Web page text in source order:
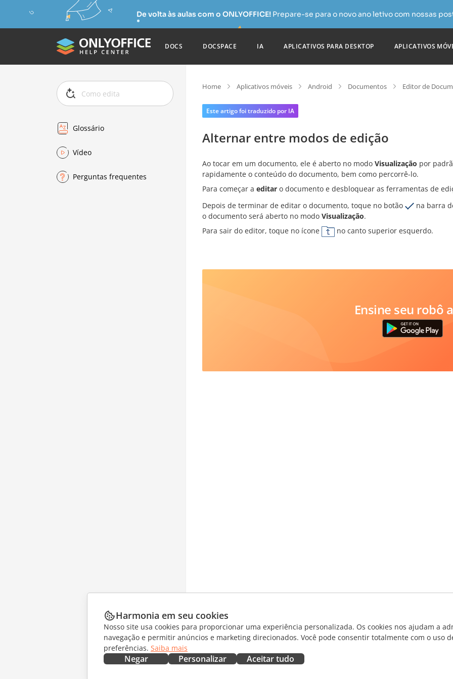
De volta às aulas com o ONLYOFFICE! Prepare-se para o novo ano letivo com nossas
DOCS DOCSPACE IA APLICATIVOS PARA DESKTOP APLICATIVOS
Glossário
Vídeo
Perguntas frequentes
Home Aplicativos móveis Android Documentos Editor de
Este artigo foi traduzido por IA
Alternar entre modos de edição
Ao tocar em um documento, ele é aberto no modo Visualização por
rapidamente o conteúdo do documento, bem como percorrê-lo.
Para começar a editar o documento e desbloquear as ferramentas de
Depois de terminar de editar o documento, toque no botão
na barra
o documento será aberto no modo Visualização.
Para sair do editor, toque no ícone
no canto superior esquerdo.
Ensine seu robô
Harmonia em seu cookies
Nosso site usa cookies para proporcionar uma experiência personalizada. Os cookies nos ajudam a
navegação e permitir anúncios e marketing direcionados. Você pode consentir totalmente com o uso
preferências. Saiba mais
Negar Personalizar Aceitar tudo